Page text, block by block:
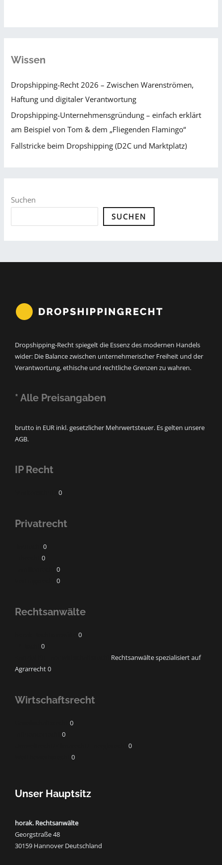
Wissen
Dropshipping-Recht 2026 – Zwischen Warenströmen,
Haftung und digitaler Verantwortung
Dropshipping-Unternehmensgründung – einfach erklärt
am Beispiel von Tom & dem „Fliegenden Flamingo“
Fallstricke beim Dropshipping (D2C und Marktplatz)
Suchen
SUCHEN
Dropshipping-Recht spiegelt die Essenz des modernen Handels
wider: Die Balance zwischen unternehmerischer Freiheit und der
Verantwortung, ethische und rechtliche Grenzen zu wahren.
* Alle Preisangaben
brutto in EUR inkl. gesetzlicher Mehrwertsteuer. Es gelten unsere
AGB.
IP Recht
0
Privatrecht
0
0
0
0
Rechtsanwälte
0
0
Rechtsanwälte spezialisiert auf
Agrarrecht 0
Wirtschaftsrecht
0
0
0
0
Unser Hauptsitz
horak. Rechtsanwälte
Georgstraße 48
30159 Hannover Deutschland